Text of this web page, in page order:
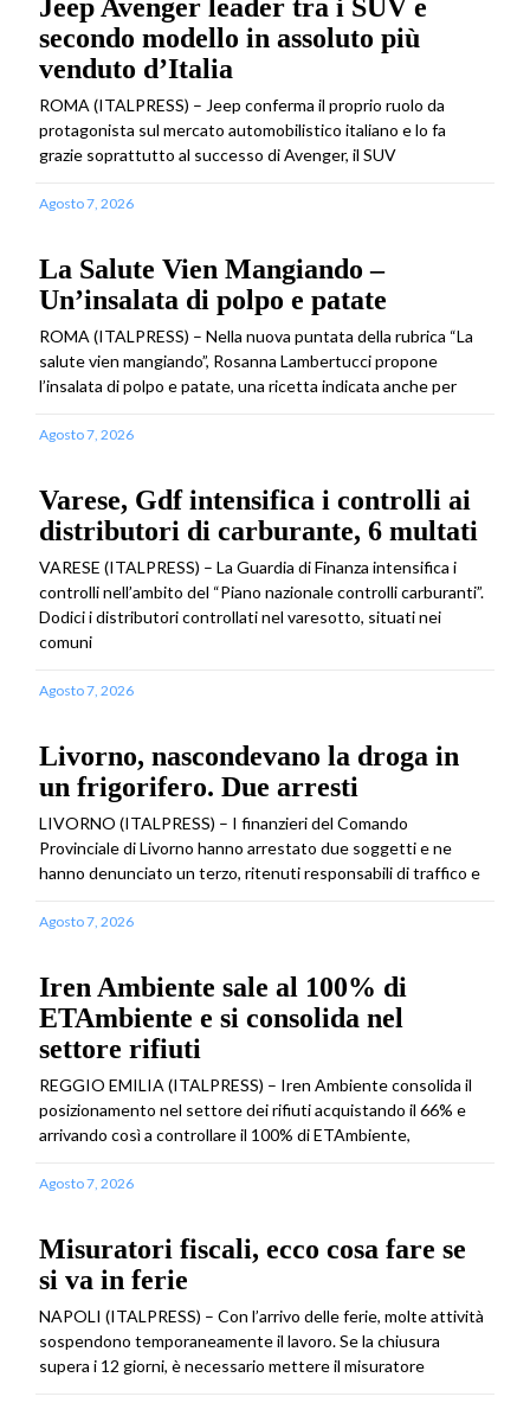
Jeep Avenger leader tra i SUV e
secondo modello in assoluto più
venduto d’Italia
ROMA (ITALPRESS) – Jeep conferma il proprio ruolo da
protagonista sul mercato automobilistico italiano e lo fa
grazie soprattutto al successo di Avenger, il SUV
Agosto 7, 2026
La Salute Vien Mangiando –
Un’insalata di polpo e patate
ROMA (ITALPRESS) – Nella nuova puntata della rubrica “La
salute vien mangiando”, Rosanna Lambertucci propone
l’insalata di polpo e patate, una ricetta indicata anche per
Agosto 7, 2026
Varese, Gdf intensifica i controlli ai
distributori di carburante, 6 multati
VARESE (ITALPRESS) – La Guardia di Finanza intensifica i
controlli nell’ambito del “Piano nazionale controlli carburanti”.
Dodici i distributori controllati nel varesotto, situati nei
comuni
Agosto 7, 2026
Livorno, nascondevano la droga in
un frigorifero. Due arresti
LIVORNO (ITALPRESS) – I finanzieri del Comando
Provinciale di Livorno hanno arrestato due soggetti e ne
hanno denunciato un terzo, ritenuti responsabili di traffico e
Agosto 7, 2026
Iren Ambiente sale al 100% di
ETAmbiente e si consolida nel
settore rifiuti
REGGIO EMILIA (ITALPRESS) – Iren Ambiente consolida il
posizionamento nel settore dei rifiuti acquistando il 66% e
arrivando così a controllare il 100% di ETAmbiente,
Agosto 7, 2026
Misuratori fiscali, ecco cosa fare se
si va in ferie
NAPOLI (ITALPRESS) – Con l’arrivo delle ferie, molte attività
sospendono temporaneamente il lavoro. Se la chiusura
supera i 12 giorni, è necessario mettere il misuratore